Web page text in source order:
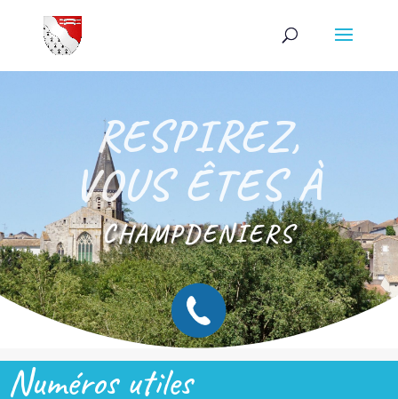
RESPIREZ,
VOUS ÊTES À
CHAMPDENIERS
Numéros utiles